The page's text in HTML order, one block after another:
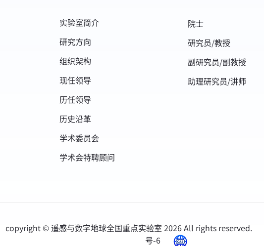
实验室简介
研究方向
组织架构
现任领导
历任领导
历史沿革
学术委员会
学术会特聘顾问
院士
研究员/教授
副研究员/副教授
助理研究员/讲师
copyright © 遥感与数字地球全国重点实验室 2026 All rights reserved.
号-6